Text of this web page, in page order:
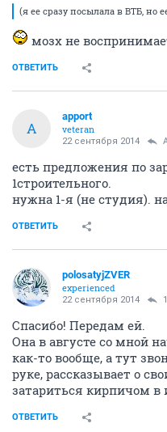
(я ее сразу посылала в ВТБ, но
мозх не
ОТВЕТИТЬ
A
apport
veteran
22 сентября 2014
есть предложения по
1строительного.
нужна 1-я (не студия).
ОТВЕТИТЬ
polosatyjZVER
experienced
22 сентября 2014
Спасибо! Передам ей.
Она в августе со мной
как-то вообще, а тут
руке, рассказывает о
затариться кирпичом в
ОТВЕТИТЬ